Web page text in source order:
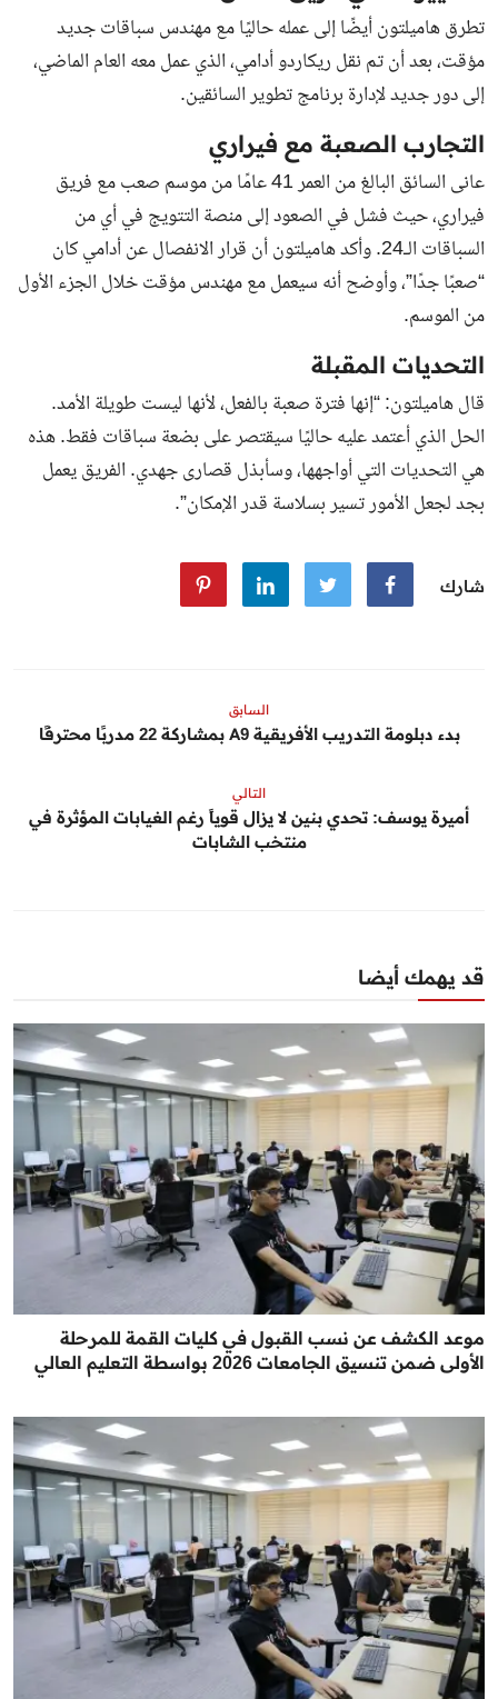
تطرق هاميلتون أيضًا إلى عمله حاليًا مع مهندس سباقات جديد
مؤقت، بعد أن تم نقل ريكاردو أدامي، الذي عمل معه العام الماضي،
إلى دور جديد لإدارة برنامج تطوير السائقين.
التجارب الصعبة مع فيراري
عانى السائق البالغ من العمر 41 عامًا من موسم صعب مع فريق
فيراري، حيث فشل في الصعود إلى منصة التتويج في أي من
السباقات الـ24. وأكد هاميلتون أن قرار الانفصال عن أدامي كان
“صعبًا جدًا”، وأوضح أنه سيعمل مع مهندس مؤقت خلال الجزء الأول
من الموسم.
التحديات المقبلة
قال هاميلتون: “إنها فترة صعبة بالفعل، لأنها ليست طويلة الأمد.
الحل الذي أعتمد عليه حاليًا سيقتصر على بضعة سباقات فقط. هذه
هي التحديات التي أواجهها، وسأبذل قصارى جهدي. الفريق يعمل
بجد لجعل الأمور تسير بسلاسة قدر الإمكان”.
شارك
السابق
بدء دبلومة التدريب الأفريقية A9 بمشاركة 22 مدربًا محترفًا
التالي
أميرة يوسف: تحدي بنين لا يزال قوياً رغم الغيابات المؤثرة في
منتخب الشابات
قد يهمك أيضا
موعد الكشف عن نسب القبول في كليات القمة للمرحلة
الأولى ضمن تنسيق الجامعات 2026 بواسطة التعليم العالي